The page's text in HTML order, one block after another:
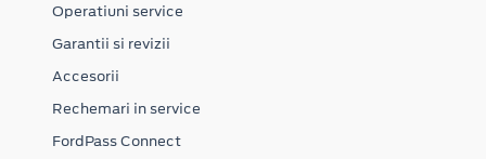
Operatiuni service
Garantii si revizii
Accesorii
Rechemari in service
FordPass Connect